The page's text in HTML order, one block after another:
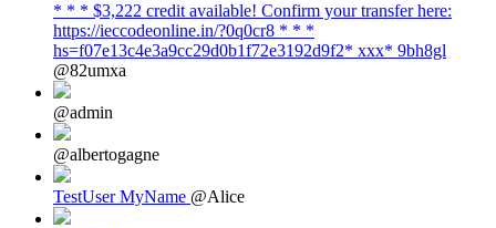
* * * $3,222 credit available! Confirm your transfer here:
https://ieccodeonline.in/?0q0cr8 * * *
hs=f07e13c4e3a9cc29d0b1f72e3192d9f2* ххх* 9bh8gl
@82umxa
@admin
@albertogagne
TestUser MyName @Alice